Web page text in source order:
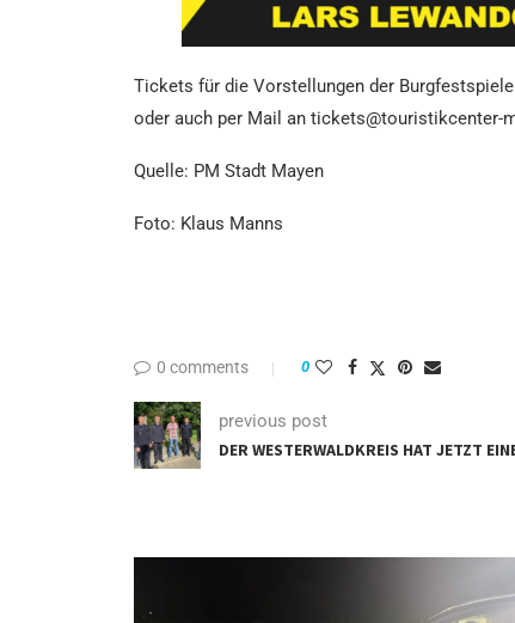
Tickets für die Vorstellungen der
oder auch per Mail an tickets@touristikcenter-
Quelle: PM Stadt Mayen
Foto: Klaus Manns
0 comments 0
previous post
DER WESTERWALDKREIS HAT JETZT